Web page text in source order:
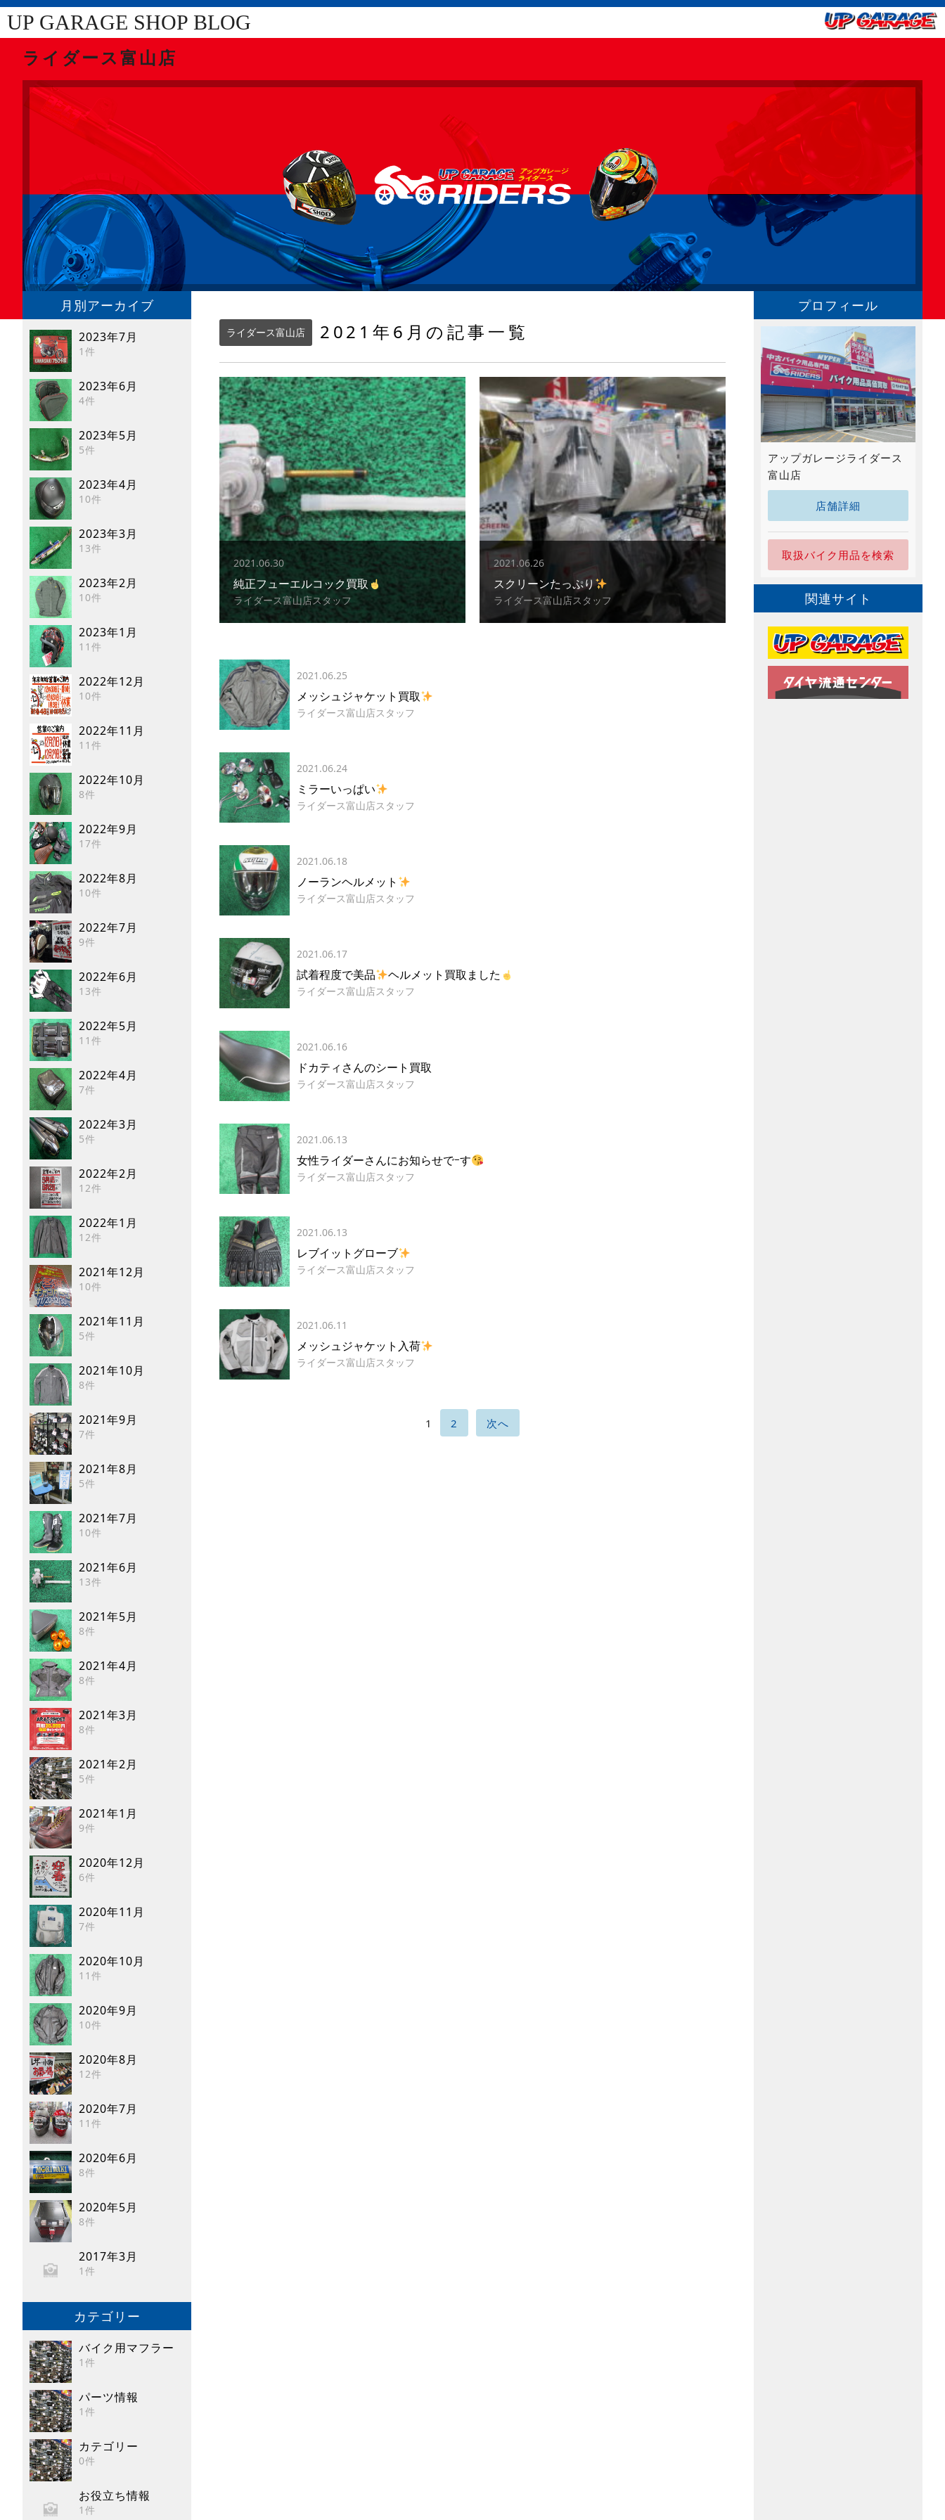
UP GARAGE SHOP BLOG
ライダース富山店
月別アーカイブ
2023年7月
1件
2023年6月
4件
2023年5月
5件
2023年4月
10件
2023年3月
13件
2023年2月
10件
2023年1月
11件
2022年12月
10件
2022年11月
11件
2022年10月
8件
2022年9月
17件
2022年8月
10件
2022年7月
9件
2022年6月
13件
2022年5月
11件
2022年4月
7件
2022年3月
5件
2022年2月
12件
2022年1月
12件
2021年12月
10件
2021年11月
5件
2021年10月
8件
2021年9月
7件
2021年8月
5件
2021年7月
10件
2021年6月
13件
2021年5月
8件
2021年4月
8件
2021年3月
8件
2021年2月
5件
2021年1月
9件
2020年12月
6件
2020年11月
7件
2020年10月
11件
2020年9月
10件
2020年8月
12件
2020年7月
11件
2020年6月
8件
2020年5月
8件
2017年3月
1件
カテゴリー
バイク用マフラー
1件
パーツ情報
1件
カテゴリー
0件
お役立ち情報
1件
ライダース富山店 2021年6月の記事一覧
2021.06.30
純正フューエルコック買取
ライダース富山店スタッフ
2021.06.26
スクリーンたっぷり
ライダース富山店スタッフ
2021.06.25
メッシュジャケット買取
ライダース富山店スタッフ
2021.06.24
ミラーいっぱい
ライダース富山店スタッフ
2021.06.18
ノーランヘルメット
ライダース富山店スタッフ
2021.06.17
試着程度で美品 ヘルメット買取ました
ライダース富山店スタッフ
2021.06.16
ドカティさんのシート買取
ライダース富山店スタッフ
2021.06.13
女性ライダーさんにお知らせでｰす
ライダース富山店スタッフ
2021.06.13
レブイットグローブ
ライダース富山店スタッフ
2021.06.11
メッシュジャケット入荷
ライダース富山店スタッフ
1 2 次へ
プロフィール
アップガレージライダース
富山店
店舗詳細
取扱バイク用品を検索
関連サイト